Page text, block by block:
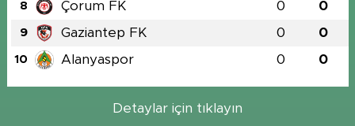
8 Çorum FK 0 0
9 Gaziantep FK 0 0
10 Alanyaspor 0 0
Detaylar için tıklayın